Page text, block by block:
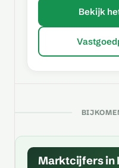
Bekijk
Marktcijfers in